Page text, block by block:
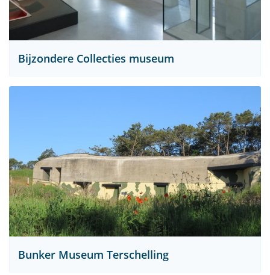
Bijzondere Collecties museum
Bunker Museum Terschelling